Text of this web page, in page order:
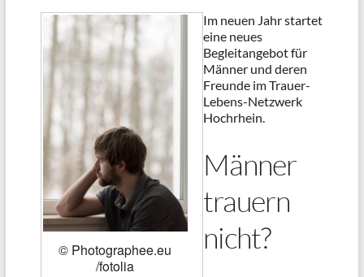
© Photographee.eu
/fotolia
Im neuen Jahr startet
eine neues
Begleitangebot für
Männer und deren
Freunde im Trauer-
Lebens-Netzwerk
Hochrhein.
Männer
trauern
nicht?